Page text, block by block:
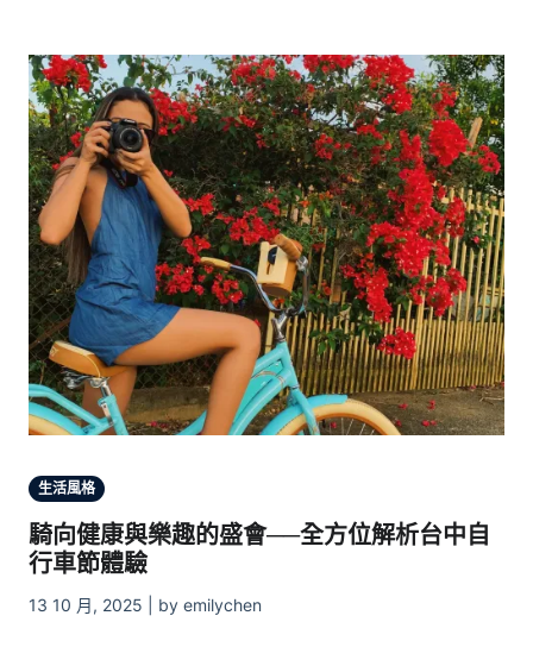
生活風格
騎向健康與樂趣的盛會──全方位解析台中自
行車節體驗
13 10 月, 2025 | by emilychen